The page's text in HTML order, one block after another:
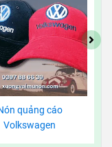
quảng cáo
Volkswagen